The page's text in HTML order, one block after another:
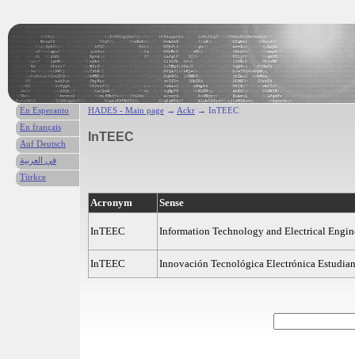
HADES - Main page → Ackr → InTEEC
InTEEC
Acronym Sense
InTEEC Information Technology and Electrical
InTEEC Innovación Tecnológica Electrónica
En Esperanto
En français
Auf Deutsch
في العربية
Türkce